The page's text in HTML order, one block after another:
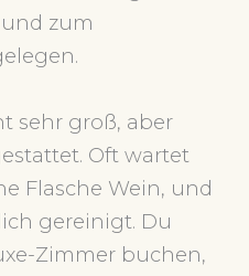
zum
sehr groß, aber
Oft wartet
Flasche Wein, und
gereinigt. Du
Zimmer buchen,